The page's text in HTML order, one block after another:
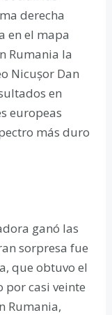
derecha
en el mapa
Rumania la
Nicușor Dan
en
europeas
más duro
ganó las
sorpresa fue
que obtuvo el
por casi veinte
Rumania,